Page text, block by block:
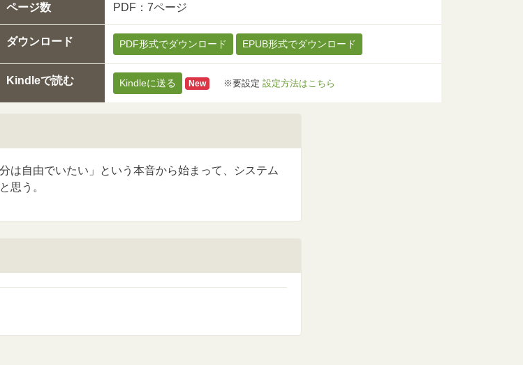
ページ数 PDF：7ページ
ダウンロード PDF形式でダウンロード EPUB形式でダウンロード
Kindleで読む Kindleに送る New ※要設定 設定方法はこちら
は自由でいたい」という本音から始まって、システム
思う。